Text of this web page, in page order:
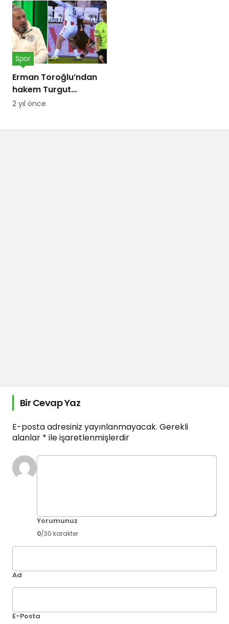
Erman Toroğlu’ndan
hakem Turgut
Doman’a ‘Barış Alper
Spor
2 yıl önce
Bir Cevap Yaz
E-posta adresiniz yayınlanmayacak. Gerekli
alanlar * ile işaretlenmişlerdir
Yorumunuz
0/30 karakter
Ad
E-Posta